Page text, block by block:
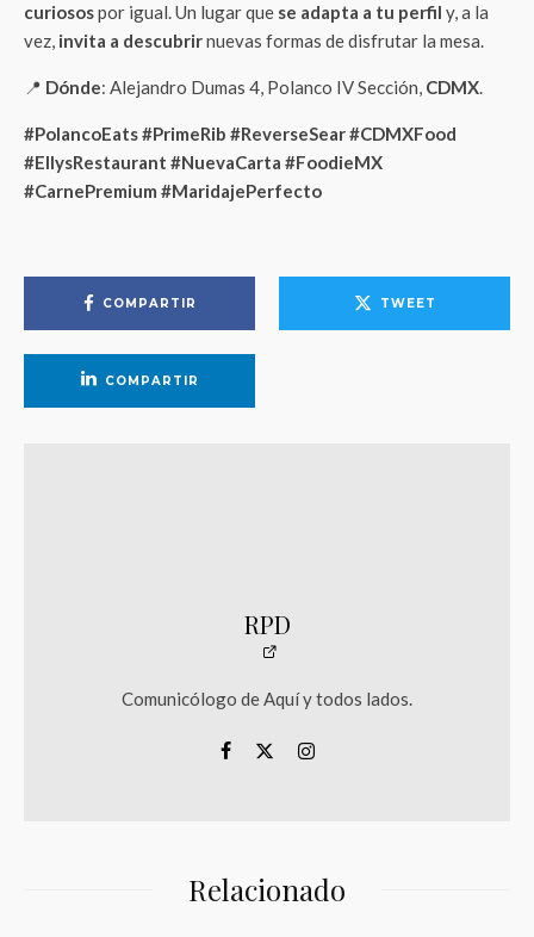
curiosospor igual. Un lugar que se adapta a tu perfil y, a la
vez, invita a descubrirnuevas formas de disfrutar la mesa.
📍 Dónde: Alejandro Dumas 4, Polanco IV Sección, CDMX.
#PolancoEats #PrimeRib #ReverseSear #CDMXFood
#EllysRestaurant #NuevaCarta #FoodieMX
#CarnePremium #MaridajePerfecto
COMPARTIR TWEET
COMPARTIR
RPD
Comunicólogo de Aquí y todos lados.
Relacionado